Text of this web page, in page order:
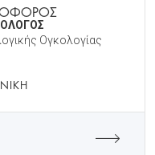
Ογκολογίας